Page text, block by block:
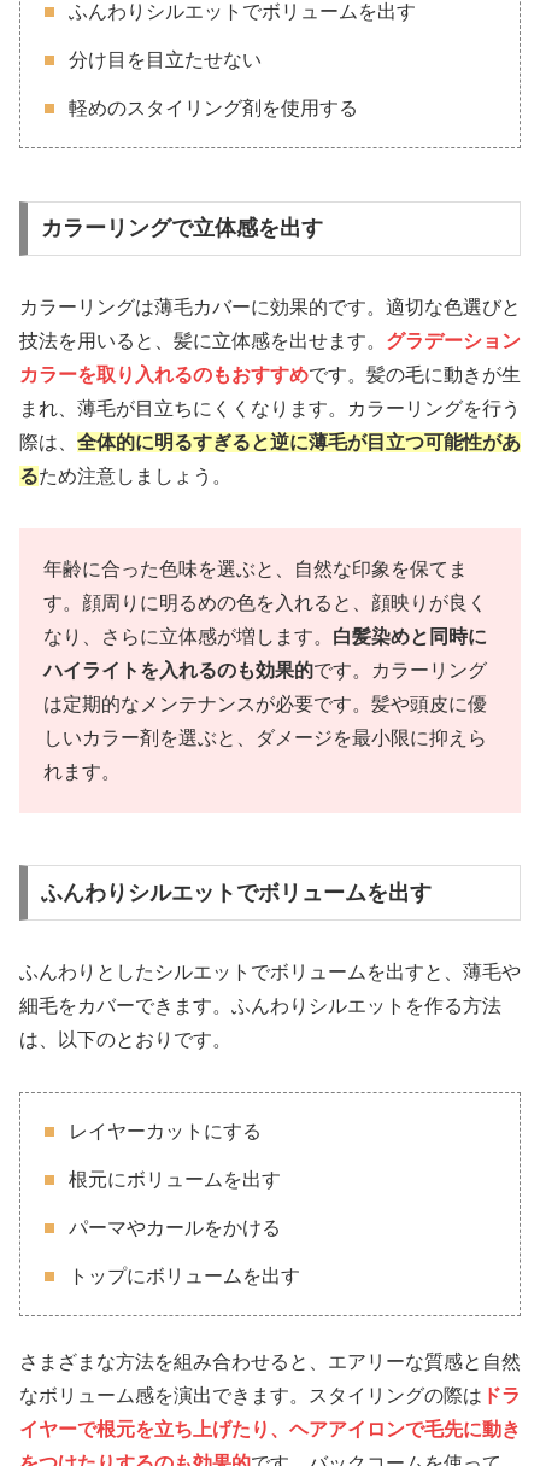
ふんわりシルエットでボリュームを出す
分け目を目立たせない
軽めのスタイリング剤を使用する
カラーリングで立体感を出す
カラーリングは薄毛カバーに効果的です。適切な色選びと
技法を用いると、髪に立体感を出せます。 グラデーション
カラーを取り入れるのもおすすめです。髪の毛に動きが生
まれ、薄毛が目立ちにくくなります。カラーリングを行う
際は、 全体的に明るすぎると逆に薄毛が目立つ可能性があ
るため注意しましょう。
年齢に合った色味を選ぶと、自然な印象を保てま
す。顔周りに明るめの色を入れると、顔映りが良く
なり、さらに立体感が増します。 白髪染めと同時に
ハイライトを入れるのも効果的です。カラーリング
は定期的なメンテナンスが必要です。髪や頭皮に優
しいカラー剤を選ぶと、ダメージを最小限に抑えら
れます。
ふんわりシルエットでボリュームを出す
ふんわりとしたシルエットでボリュームを出すと、薄毛や
細毛をカバーできます。ふんわりシルエットを作る方法
は、以下のとおりです。
レイヤーカットにする
根元にボリュームを出す
パーマやカールをかける
トップにボリュームを出す
さまざまな方法を組み合わせると、エアリーな質感と自然
なボリューム感を演出できます。スタイリングの際は ドラ
イヤーで根元を立ち上げたり、ヘアアイロンで毛先に動き